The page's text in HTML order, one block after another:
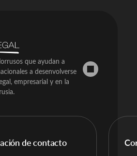
que ayudan a
a desenvolverse
empresarial y en la
de contacto